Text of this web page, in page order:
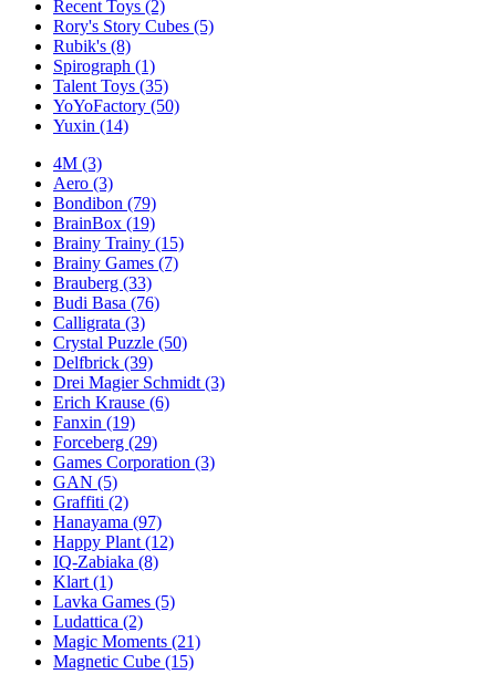
Recent Toys (2)
Rory's Story Cubes (5)
Rubik's (8)
Spirograph (1)
Talent Toys (35)
YoYoFactory (50)
Yuxin (14)
4M (3)
Aero (3)
Bondibon (79)
BrainBox (19)
Brainy Trainy (15)
Brainy Games (7)
Brauberg (33)
Budi Basa (76)
Calligrata (3)
Crystal Puzzle (50)
Delfbrick (39)
Drei Magier Schmidt (3)
Erich Krause (6)
Fanxin (19)
Forceberg (29)
Games Corporation (3)
GAN (5)
Graffiti (2)
Hanayama (97)
Happy Plant (12)
IQ-Zabiaka (8)
Klart (1)
Lavka Games (5)
Ludattica (2)
Magic Moments (21)
Magnetic Cube (15)